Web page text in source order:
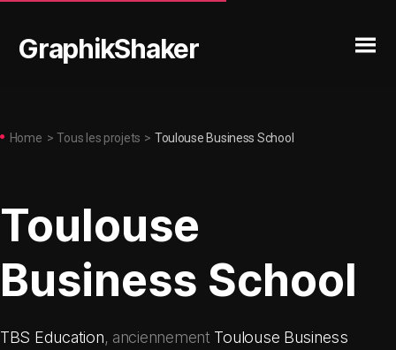
GraphikShaker
Home > Tous les projets > Toulouse Business School
Toulouse
Business School
TBS Education, anciennement Toulouse Business